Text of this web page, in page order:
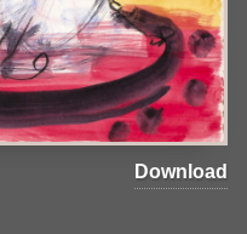
Download